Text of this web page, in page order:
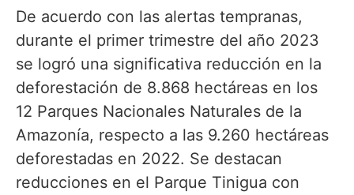
De acuerdo con las alertas tempranas,
durante el primer trimestre del año 2023
se logró una significativa reducción en la
deforestación de 8.868 hectáreas en los
12 Parques Nacionales Naturales de la
Amazonía, respecto a las 9.260 hectáreas
deforestadas en 2022. Se destacan
reducciones en el Parque Tinigua con